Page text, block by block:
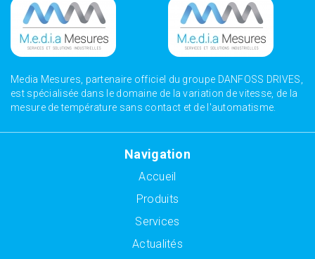
Media Mesures, partenaire officiel du groupe DANFOSS DRIVES,
est spécialisée dans le domaine de la variation de vitesse, de la
mesure de température sans contact et de l'automatisme.
Navigation
Accueil
Produits
Services
Actualités